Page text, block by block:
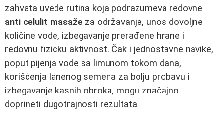
zahvata uvede rutina koja podrazumeva redovne
anti celulit masaže za održavanje, unos dovoljne
količine vode, izbegavanje prerađene hrane i
redovnu fizičku aktivnost. Čak i jednostavne navike,
poput pijenja vode sa limunom tokom dana,
korišćenja lanenog semena za bolju probavu i
izbegavanje kasnih obroka, mogu značajno
doprineti dugotrajnosti rezultata.